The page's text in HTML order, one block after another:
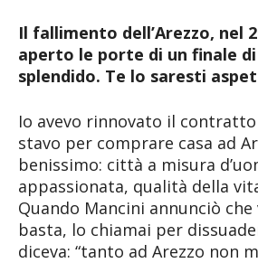
Il fallimento dell’Arezzo, nel
aperto le porte di un finale
splendido. Te lo saresti
Io avevo rinnovato il
stavo per comprare casa ad
benissimo: città a misura
appassionata, qualità della
Quando Mancini annunciò che
basta, lo chiamai per
diceva: “tanto ad Arezzo non